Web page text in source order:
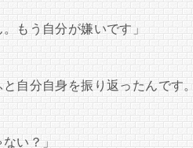
もう自分が嫌いです」
自分自身を振り返ったんです。
い？」